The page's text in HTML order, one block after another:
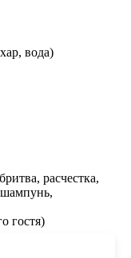
вода)
расчестка,
гостя)